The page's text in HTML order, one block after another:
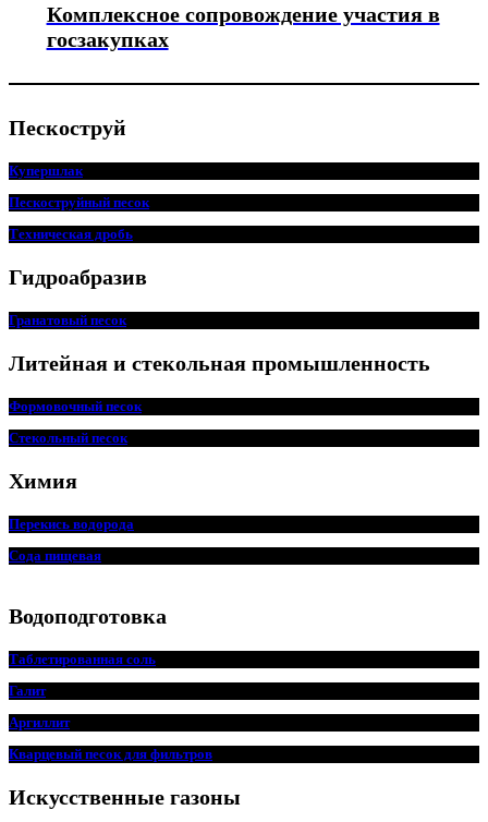
Комплексное сопровождение участия в
госзакупках
Пескоструй
Купершлак
Пескоструйный песок
Техническая дробь
Гидроабразив
Гранатовый песок
Литейная и стекольная промышленность
Формовочный песок
Стекольный песок
Химия
Перекись водорода
Сода пищевая
Водоподготовка
Таблетированная соль
Галит
Аргиллит
Кварцевый песок для фильтров
Искусственные газоны